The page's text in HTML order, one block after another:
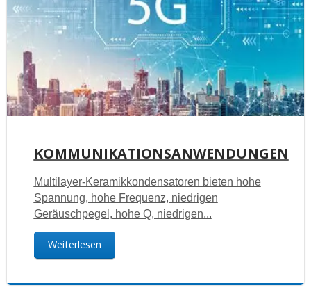
KOMMUNIKATIONSANWENDUNGEN
Multilayer-Keramikkondensatoren bieten hohe
Spannung, hohe Frequenz, niedrigen
Geräuschpegel, hohe Q, niedrigen...
Weiterlesen